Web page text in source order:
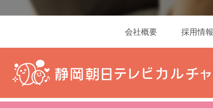
会社概要 採用情報